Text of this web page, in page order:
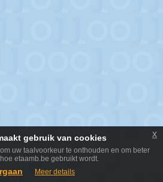
gebruik van cookies
uw taalvoorkeur te onthouden en om beter
etaamb.be gebruikt wordt.
Meer details
x